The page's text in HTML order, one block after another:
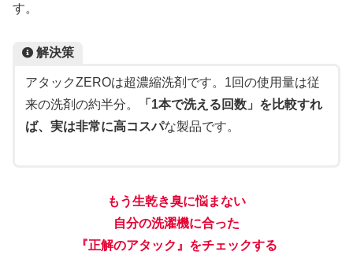
す。
解決策
アタックZEROは超濃縮洗剤です。1回の使用量は従
来の洗剤の約半分。
「1本で洗える回数」を比較すれ
ば、実は非常に高コスパな製品です。
もう生乾き臭に悩まない
自分の洗濯機に合った
『正解のアタック』をチェックする